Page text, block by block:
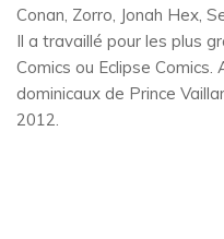
Conan, Zorro, Jonah Hex,
Il a travaillé pour les plus
Comics ou Eclipse
dominicaux de Prince
2012.